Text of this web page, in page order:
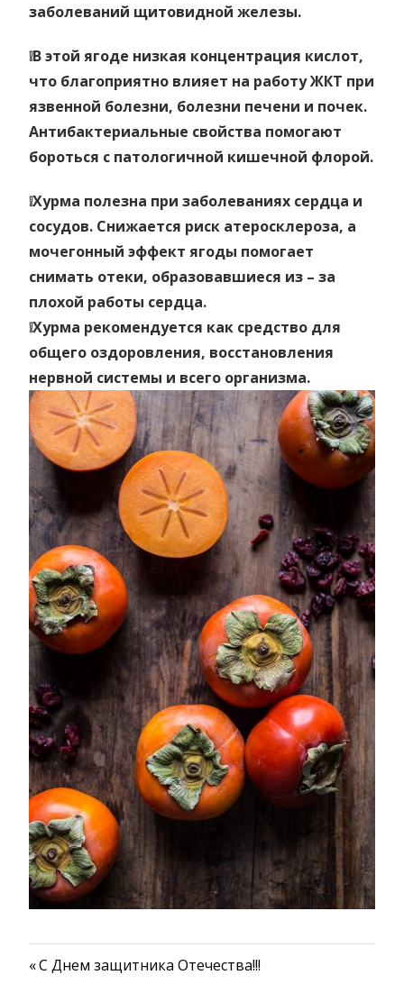
заболеваний щитовидной железы.
❕В этой ягоде низкая концентрация кислот,
что благоприятно влияет на работу ЖКТ при
язвенной болезни, болезни печени и почек.
Антибактериальные свойства помогают
бороться с патологичной кишечной флорой.
❕Хурма полезна при заболеваниях сердца и
сосудов. Снижается риск атеросклероза, а
мочегонный эффект ягоды помогает
снимать отеки, образовавшиеся из – за
плохой работы сердца.
❕Хурма рекомендуется как средство для
общего оздоровления, восстановления
нервной системы и всего организма.
Предыдущая
С Днем защитника Отечества!!!